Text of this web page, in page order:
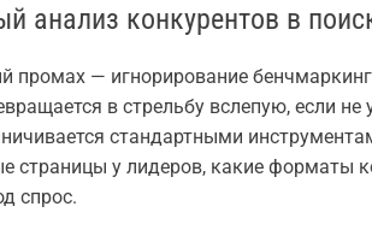
анализ конкурентов в
промах — игнорирование
в стрельбу вслепую, если
стандартными
страницы у лидеров, какие форматы
спрос.